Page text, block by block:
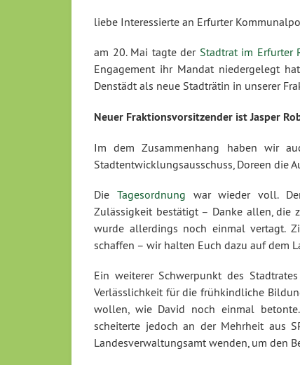
liebe Interessierte an Erfurter
am 20. Mai tagte der Stadtrat im Erfurter
Engagement ihr Mandat niedergelegt
Denstädt als neue Stadträtin in unserer
Neuer Fraktionsvorsitzender ist Jasper
Im dem Zusammenhang haben wir
Stadtentwicklungsausschuss, Doreen die
Die Tagesordnung war wieder voll.
Zulässigkeit bestätigt – Danke allen, die
wurde allerdings noch einmal vertagt.
schaffen – wir halten Euch dazu auf dem
Ein weiterer Schwerpunkt des
Verlässlichkeit für die frühkindliche
wollen, wie David noch einmal
scheiterte jedoch an der Mehrheit aus
Landesverwaltungsamt wenden, um den